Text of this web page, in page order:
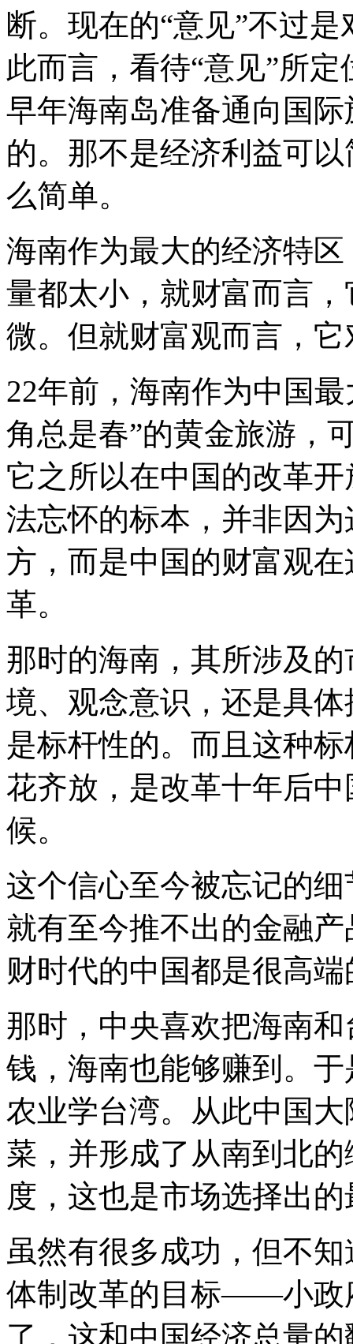
断。现在的“意见”不过
此而言，看待“意见”所
早年海南岛准备通向国
的。那不是经济利益可
么简单。
海南作为最大的经济特
量都太小，就财富而言
微。但就财富观而言，
22年前，海南作为中国
角总是春”的黄金旅游，
它之所以在中国的改革
法忘怀的标本，并非因
方，而是中国的财富观
革。
那时的海南，其所涉及
境、观念意识，还是具
是标杆性的。而且这种
花齐放，是改革十年后
候。
这个信心至今被忘记的
就有至今推不出的金融
财时代的中国都是很高端
那时，中央喜欢把海南
钱，海南也能够赚到。
农业学台湾。从此中国
菜，并形成了从南到北
度，这也是市场选择出
虽然有很多成功，但不
体制改革的目标——小政
了，这和中国经济总量